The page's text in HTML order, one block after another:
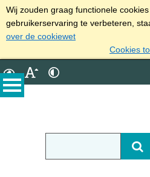
Wij zouden graag functionele
gebruikerservaring te verbeteren,
over de cookiewet
Cookies